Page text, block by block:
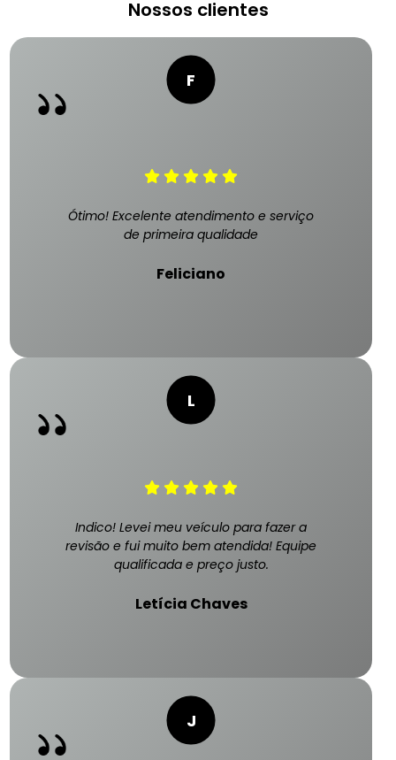
Nossos clientes
Ótimo! Excelente atendimento e serviço
de primeira qualidade
Feliciano
Indico! Levei meu veículo para fazer a
revisão e fui muito bem atendida! Equipe
qualificada e preço justo.
Letícia Chaves